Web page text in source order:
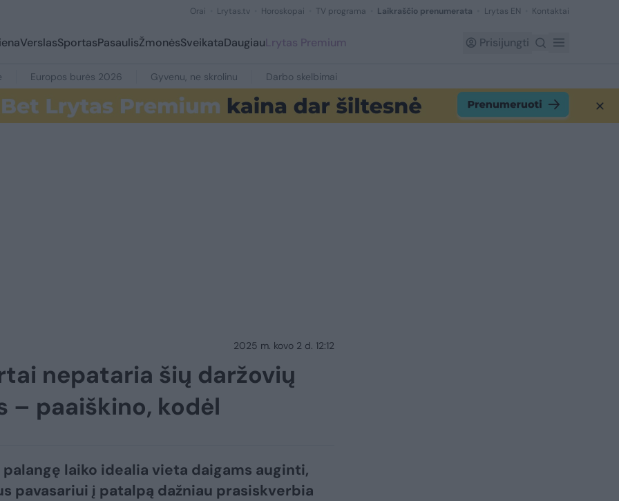
Orai Lrytas.tv Horoskopai TV programa Laikraščio prenumerata Lrytas EN Kontaktai
VerslasSportasPasaulisŽmonėsSveikataDaugiauLrytas Premium Prisijungti
Europos burės 2026 Gyvenu, ne skrolinu Darbo skelbimai
2025 m. kovo 2 d. 12:12
nepataria šių daržovių
– paaiškino, kodėl
palangę laiko idealia vieta daigams auginti,
pavasariui į patalpą dažniau prasiskverbia